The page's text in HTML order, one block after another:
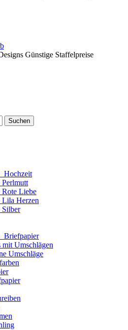
Günstige Staffelpreise
Suchen
Hochzeit
Perlmutt
Rote Liebe
Lila Herzen
Silber
Briefpapier
mit Umschlägen
Umschläge